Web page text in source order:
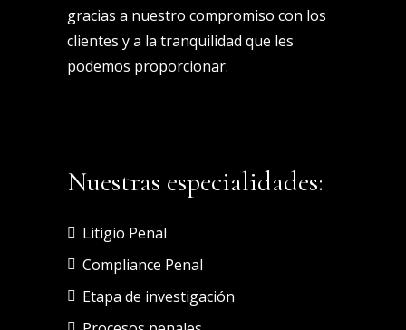
gracias a nuestro compromiso con los
clientes y a la tranquilidad que les
podemos proporcionar.
Nuestras especialidades:
Litigio Penal
Compliance Penal
Etapa de investigación